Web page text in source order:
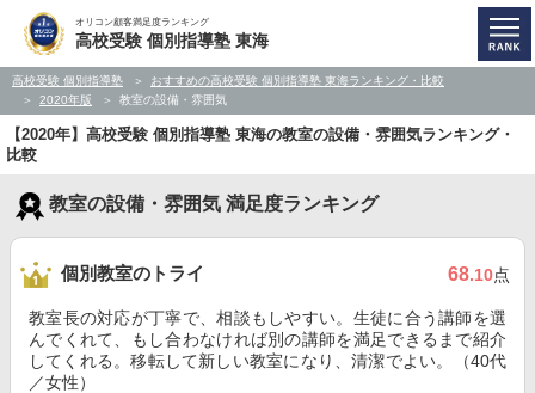
オリコン顧客満足度ランキング
高校受験 個別指導塾 東海
高校受験 個別指導塾
おすすめの高校受験 個別指導塾 東海ランキング・比較
2020年版
教室の設備・雰囲気
【2020年】高校受験 個別指導塾 東海の教室の設備・雰囲気ランキング・
比較
教室の設備・雰囲気 満足度ランキング
個別教室のトライ 68.10点
教室長の対応が丁寧で、相談もしやすい。生徒に合う講師を選
んでくれて、もし合わなければ別の講師を満足できるまで紹介
してくれる。移転して新しい教室になり、清潔でよい。（40代
／女性）